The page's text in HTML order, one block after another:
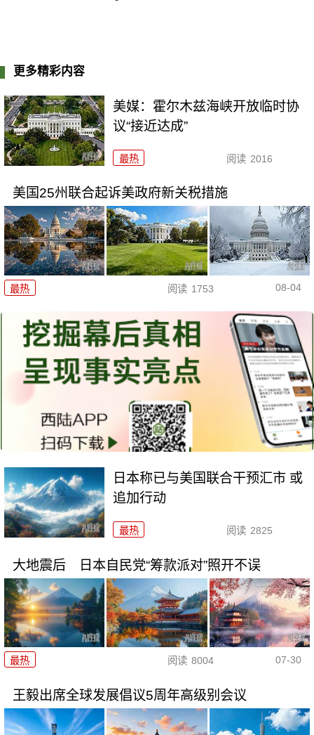
更多精彩内容
美媒：霍尔木兹海峡开放临时协
议“接近达成”
最热 阅读 2016
美国25州联合起诉美政府新关税措施
最热 阅读 1753 08-04
日本称已与美国联合干预汇市 或
追加行动
最热 阅读 2825
大地震后 日本自民党“筹款派对”照开不误
最热 阅读 8004 07-30
王毅出席全球发展倡议5周年高级别会议